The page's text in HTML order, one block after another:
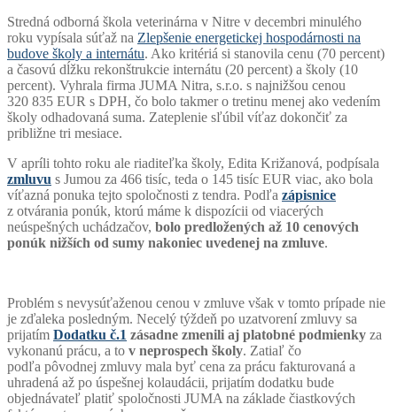
Stredná odborná škola veterinárna v Nitre v decembri minulého
roku vypísala súťaž na Zlepšenie energetickej hospodárnosti na
budove školy a internátu. Ako kritériá si stanovila cenu (70 percent)
a časovú dĺžku rekonštrukcie internátu (20 percent) a školy (10
percent). Vyhrala firma JUMA Nitra, s.r.o. s najnižšou cenou
320 835 EUR s DPH, čo bolo takmer o tretinu menej ako vedením
školy odhadovaná suma. Zateplenie sľúbil víťaz dokončiť za
približne tri mesiace.
V apríli tohto roku ale riaditeľka školy, Edita Križanová, podpísala
zmluvu s Jumou za 466 tisíc, teda o 145 tisíc EUR viac, ako bola
víťazná ponuka tejto spoločnosti z tendra. Podľa zápisnice
z otvárania ponúk, ktorú máme k dispozícii od viacerých
neúspešných uchádzačov, bolo predložených až 10 cenových
ponúk nižších od sumy nakoniec uvedenej na zmluve.
Problém s nevysúťaženou cenou v zmluve však v tomto prípade nie
je zďaleka posledným. Necelý týždeň po uzatvorení zmluvy sa
prijatím Dodatku č.1 zásadne zmenili aj platobné podmienky za
vykonanú prácu, a to v neprospech školy. Zatiaľ čo
podľa pôvodnej zmluvy mala byť cena za prácu fakturovaná a
uhradená až po úspešnej kolaudácii, prijatím dodatku bude
objednávateľ platiť spoločnosti JUMA na základe čiastkových